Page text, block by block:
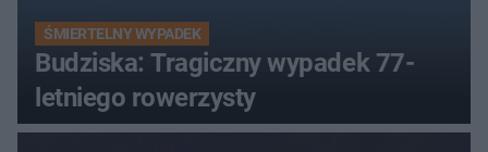
ŚMIERTELNY WYPADEK
Budziska: Tragiczny wypadek 77-
letniego rowerzysty